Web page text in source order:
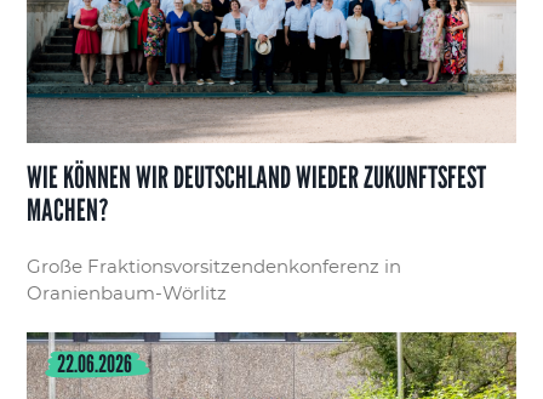
WIE KÖNNEN WIR DEUTSCHLAND WIEDER ZUKUNFTSFEST
MACHEN?
Große Fraktionsvorsitzendenkonferenz in
Oranienbaum-Wörlitz
22.06.2026